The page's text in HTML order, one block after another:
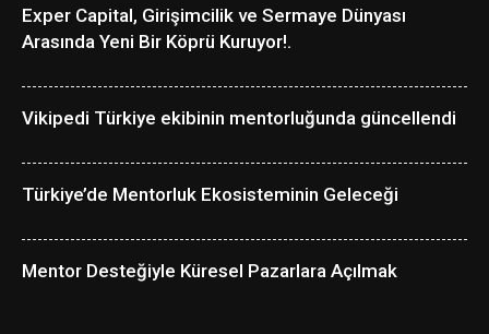
Exper Capital, Girişimcilik ve Sermaye Dünyası
Arasında Yeni Bir Köprü Kuruyor!.
Vikipedi Türkiye ekibinin mentorluğunda güncellendi
Türkiye’de Mentorluk Ekosisteminin Geleceği
Mentor Desteğiyle Küresel Pazarlara Açılmak